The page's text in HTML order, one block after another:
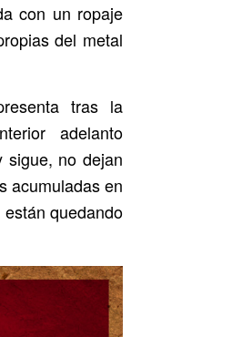
con un ropaje
del metal
tras la
adelanto
sigue, no dejan
acumuladas en
quedando